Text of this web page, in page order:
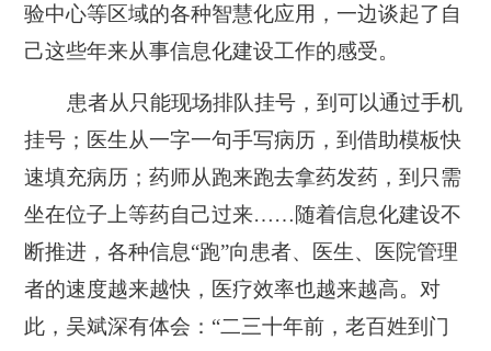
验中心等区域的各种智慧化应用，一边谈起了自
己这些年来从事信息化建设工作的感受。
患者从只能现场排队挂号，到可以通过手机
挂号；医生从一字一句手写病历，到借助模板快
速填充病历；药师从跑来跑去拿药发药，到只需
坐在位子上等药自己过来……随着信息化建设不
断推进，各种信息“跑”向患者、医生、医院管理
者的速度越来越快，医疗效率也越来越高。对
此，吴斌深有体会：“二三十年前，老百姓到门